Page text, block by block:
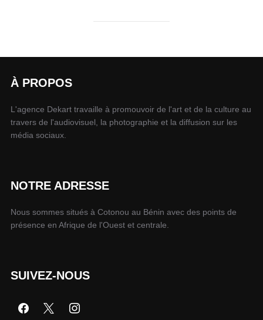
À PROPOS
L'agence Dekart travaille à promouvoir de l'art et de la culture au
travers de l'audiovisuel, la photographie et la diffusion sur les
média sociaux.
NOTRE ADRESSE
Nous sommes situés à Cotonou au Bénin avec des points de
présence en Afrique de l'Ouest et centrale.
SUIVEZ-NOUS